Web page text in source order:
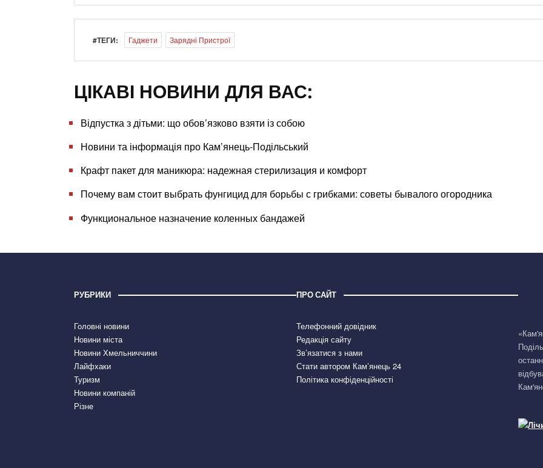
#ТЕГИ: Гаджети Зарядні Пристрої
ЦІКАВІ НОВИНИ ДЛЯ ВАС:
Відпустка з дітьми: що обов’язково взяти із собою
Новини та інформація про Кам’янець-Подільський
Крафт пакет для маникюра: надежная стерилизация и комфорт
Почему вам стоит выбрать фунгицид для борьбы с грибками: советы бывалого огородника
Функциональное назначение коленных бандажей
РУБРИКИ
Головні новини
Новини міста
Новини Хмельниччини
Лайфхаки
Туризм
Новини компаній
Різне
ПРО САЙТ
Телефонний довідник
Редакція сайту
Зв’язатися з нами
Стати автором Кам’янець 24
Політика конфіденційності